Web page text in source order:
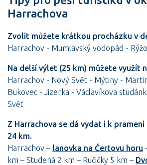
Harrachova
Zvolit můžete krátkou procházku v
Harrachov - Mumlavský vodopád -
Na delší výlet (25 km) můžete využít
Harrachov - Nový Svět - Mýtiny -
Bukovec - Jizerka - Václavíkova
Svět
Z Harrachova se dá vydat i k
24 km.
Harrachov – lanovka na Čertovu horu
km – Studená 2 km – Ručičky 5 km –